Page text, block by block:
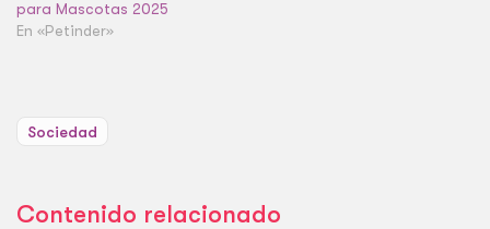
para Mascotas 2025
En «Petinder»
Sociedad
Contenido relacionado